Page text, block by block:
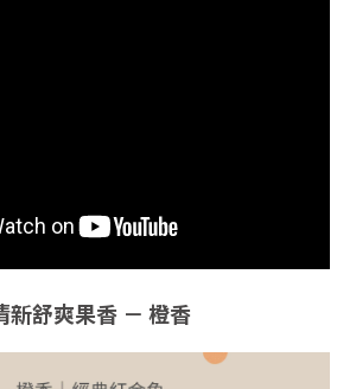
新舒爽果香 － 橙香